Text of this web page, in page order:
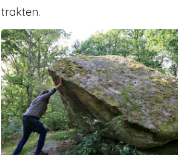
trakten.